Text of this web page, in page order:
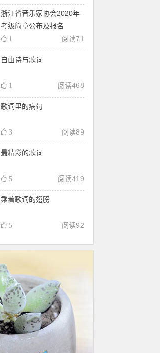
浙江省音乐家协会2020年
考级简章公布及报名
阅读71
1
自由诗与歌词
阅读468
1
歌词里的病句
阅读89
3
最精彩的歌词
阅读419
5
乘着歌词的翅膀
阅读92
5